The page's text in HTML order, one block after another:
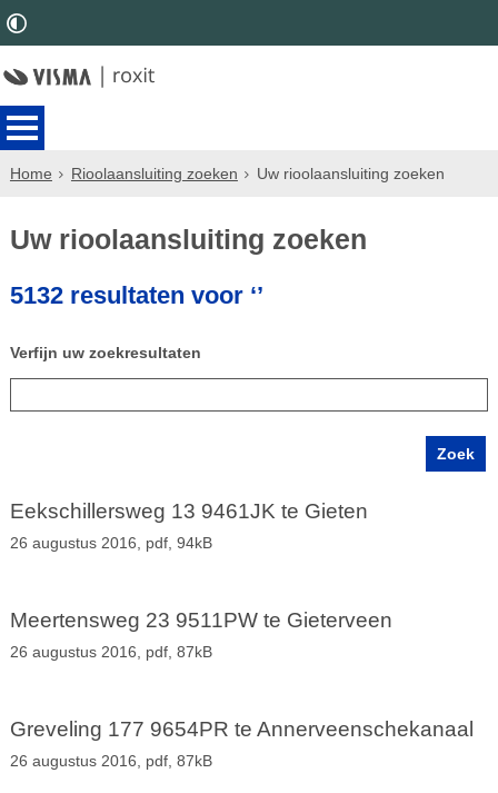
Home Rioolaansluiting zoeken Uw rioolaansluiting zoeken
Uw rioolaansluiting zoeken
5132 resultaten voor ‘’
Verfijn uw zoekresultaten
Eekschillersweg 13 9461JK te Gieten
26 augustus 2016, pdf, 94kB
Meertensweg 23 9511PW te Gieterveen
26 augustus 2016, pdf, 87kB
Greveling 177 9654PR te Annerveenschekanaal
26 augustus 2016, pdf, 87kB